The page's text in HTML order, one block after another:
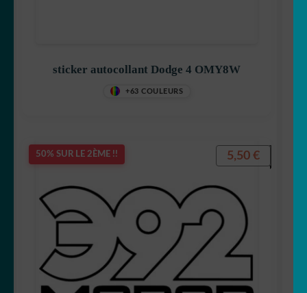
sticker autocollant Dodge 4 OMY8W
+63 COULEURS
50% SUR LE 2ÈME !! 5,50 €